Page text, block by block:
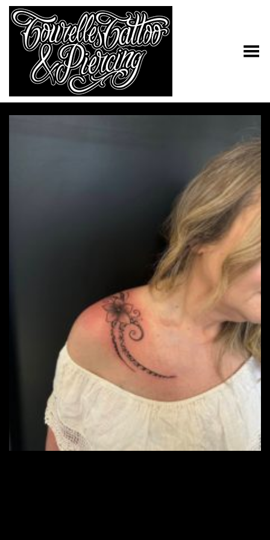
Toggle Menu